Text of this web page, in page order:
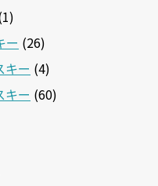
ー (26)
キー (4)
キー (60)